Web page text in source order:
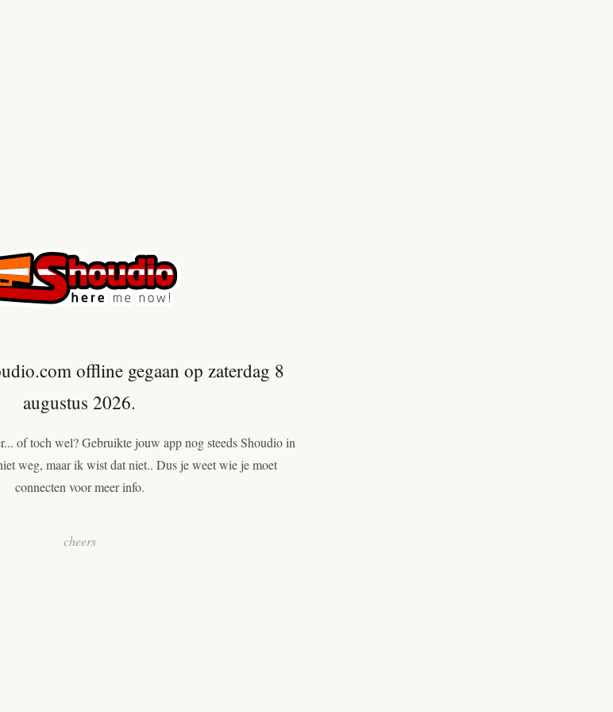
offline gegaan op zaterdag 8
augustus 2026.
of toch wel? Gebruikte jouw app nog steeds Shoudio in
weg, maar ik wist dat niet.. Dus je weet wie je moet
connecten voor meer info.
cheers